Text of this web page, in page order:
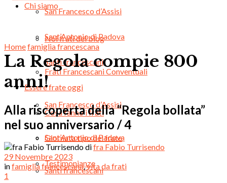
San Francesco d’Assisi
Sant’Antonio di Padova
Santi francescani
Essere frate oggi
Cosa fanno i frati
Giornata tipo del frate
Testimonianze
Chi siamo
Noi frati del blog
Frati Francescani Conventuali
San Francesco d’Assisi
Sant’Antonio di Padova
Santi francescani
Homefamiglia francescana
La Regola compie 800
anni!
Alla riscoperta della “Regola bollata”
nel suo anniversario / 4
difra Fabio Turrisendo
29 Novembre 2023
infamiglia francescana,vita da frati
1